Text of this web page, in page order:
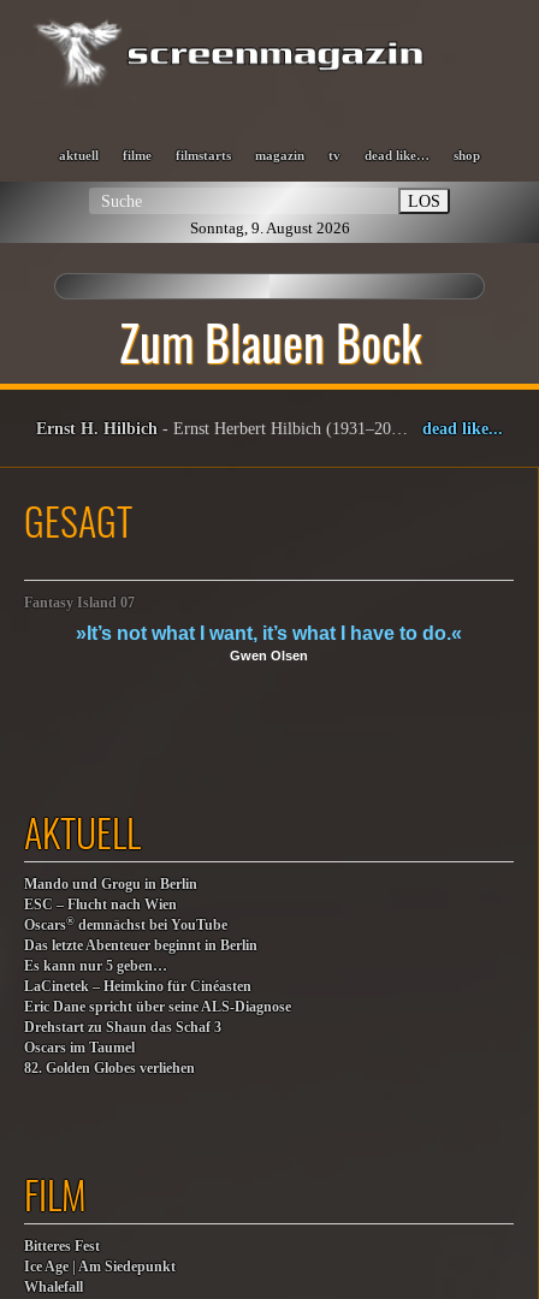
aktuell filme filmstarts magazin tv dead like… shop
LOS
Sonntag, 9. August 2026
Zum Blauen Bock
Ernst H. Hilbich dead like...
GESAGT
Fantasy Island 07
»It’s not what I want, it’s what I have to do.«
Gwen Olsen
AKTUELL
Mando und Grogu in Berlin
ESC – Flucht nach Wien
Oscars® demnächst bei YouTube
Das letzte Abenteuer beginnt in Berlin
Es kann nur 5 geben…
LaCinetek – Heimkino für Cinéasten
Eric Dane spricht über seine ALS-Diagnose
Drehstart zu Shaun das Schaf 3
Oscars im Taumel
82. Golden Globes verliehen
FILM
Bitteres Fest
Ice Age | Am Siedepunkt
Whalefall